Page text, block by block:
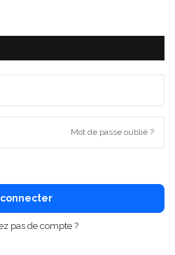
Mot de passe oublié ?
pas de compte ?